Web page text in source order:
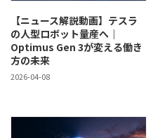
【ニュース解説動画】テスラ
の人型ロボット量産へ｜
Optimus Gen 3が変える働き
方の未来
2026-04-08